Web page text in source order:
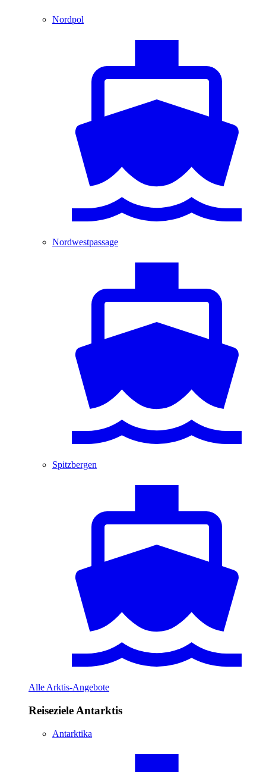
Nordpol
Nordwestpassage
Spitzbergen
Alle Arktis-Angebote
Reiseziele Antarktis
Antarktika